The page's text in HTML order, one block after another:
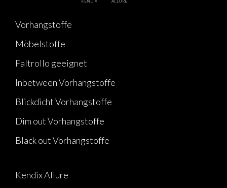
KENDIX ALLURE
Vorhangstoffe
Möbelstoffe
Faltrollo geeignet
Inbetween Vorhangstoffe
Blickdicht Vorhangstoffe
Dim out Vorhangstoffe
Black out Vorhangstoffe
Kendix Allure